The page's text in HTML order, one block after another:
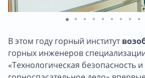
В этом году горный институт
горных инженеров
«Технологическая безопасность и